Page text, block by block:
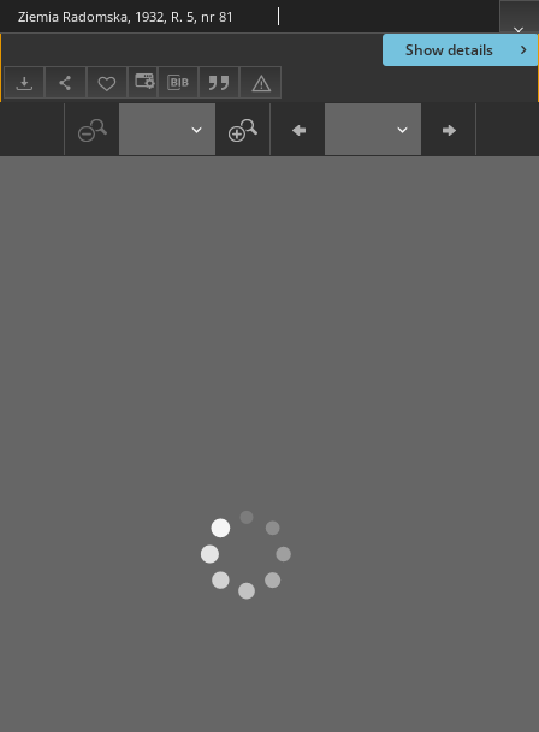
Show details
Ziemia Radomska, 1932, R. 5, nr 81